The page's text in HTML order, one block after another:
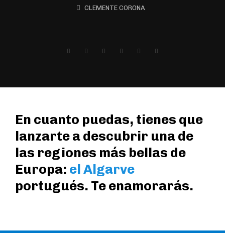
CLEMENTE CORONA
En cuanto puedas, tienes que
lanzarte a descubrir una de
las regiones más bellas de
Europa: el Algarve
portugués. Te enamorarás.